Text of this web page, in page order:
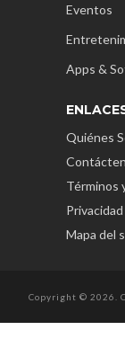
Eventos
Apps &
Quiénes
Términos
Privacidad
Mapa del
Copyright © 2026.